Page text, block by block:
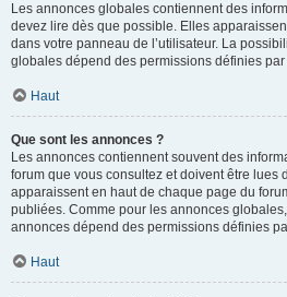
Les annonces globales contiennent des
devez lire dès que possible. Elles
dans votre panneau de l’utilisateur. La
globales dépend des permissions définies par
Haut
Que sont les annonces ?
Les annonces contiennent souvent des
forum que vous consultez et doivent être lues
apparaissent en haut de chaque page du
publiées. Comme pour les annonces
annonces dépend des permissions définies
Haut